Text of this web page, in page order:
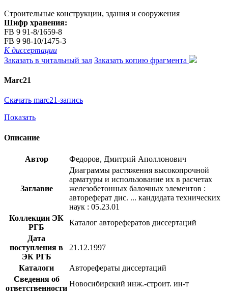
Строительные конструкции, здания и сооружения
Шифр хранения:
FB 9 91-8/1659-8
FB 9 98-10/1475-3
К диссертации
Заказать в читальный зал Заказать копию фрагмента
Marc21
Скачать marc21-запись
Показать
Описание
Автор Федоров, Дмитрий Аполлонович
Заглавие
Диаграммы растяжения высокопрочной
арматуры и использование их в расчетах
железобетонных балочных элементов :
автореферат дис. ... кандидата технических
наук : 05.23.01
Коллекции ЭК
РГБ
Каталог авторефератов диссертаций
Дата
поступления в
ЭК РГБ
21.12.1997
Каталоги
Авторефераты диссертаций
Сведения об
ответственности
Новосибирский инж.-строит. ин-т